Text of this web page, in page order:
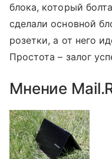
блока, который
сделали основной
розетки, а от него
Простота – залог
Мнение